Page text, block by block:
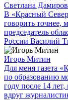
Светлана
В «Красный
говорить точнее,
председатель
России Василий
Игорь Митин
Для меня газета
по образованию
году после 14
вдруг